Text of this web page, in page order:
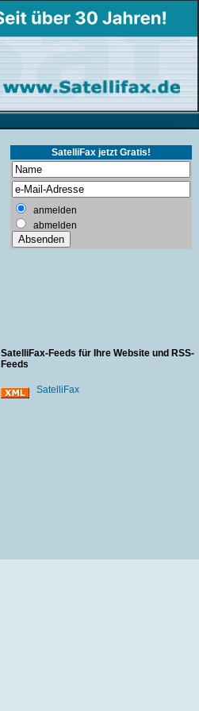
SatelliFax jetzt Gratis!
anmelden
abmelden
SatelliFax-Feeds für Ihre Website und RSS-
Feeds
SatelliFax